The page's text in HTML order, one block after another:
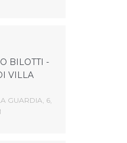
BILOTTI -
VILLA
GUARDIA, 6,